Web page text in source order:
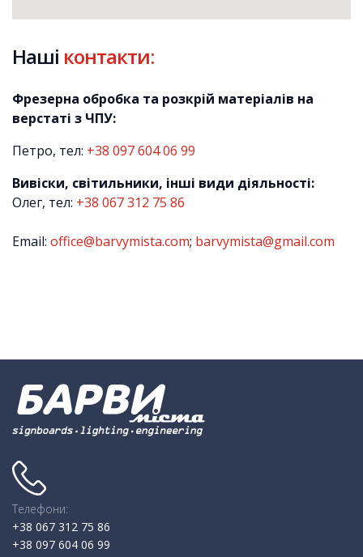
Наші контакти:
Фрезерна обробка та розкрій матеріалів на
верстаті з ЧПУ:
Петро, тел: +38 097 604 06 99
Вивіски, світильники, інші види діяльності:
Олег, тел: +38 067 312 75 86
Email: office@barvymista.com; barvymista@gmail.com
Телефони:
+38 067 312 75 86
+38 097 604 06 99